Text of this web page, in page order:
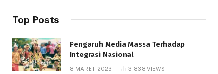
Top Posts
Pengaruh Media Massa Terhadap
Integrasi Nasional
8 MARET 2023 3,838VIEWS